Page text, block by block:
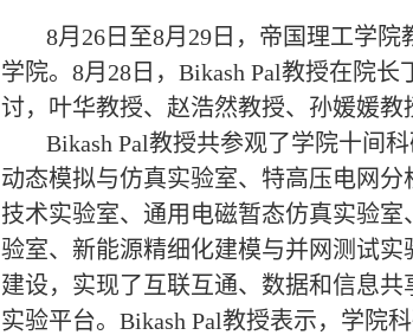
8月26日至8月29日，帝国理工学院
学院。8月28日，Bikash Pal教授在院
讨，叶华教授、赵浩然教授、孙媛媛教
Bikash Pal教授共参观了学院十间
动态模拟与仿真实验室、特高压电网
技术实验室、通用电磁暂态仿真实验
验室、新能源精细化建模与并网测试
建设，实现了互联互通、数据和信息共
实验平台。Bikash Pal教授表示，学院